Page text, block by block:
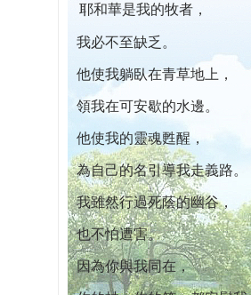
耶和華是我的牧者，
我必不至缺乏。
他使我躺臥在青草地上，
領我在可安歇的水邊。
他使我的靈魂甦醒，
為自己的名引導我走義路。
我雖然行過死蔭的幽谷，
也不怕遭害。
因為你與我同在，
本院自開幕迄今已篩檢出1700位乳癌患